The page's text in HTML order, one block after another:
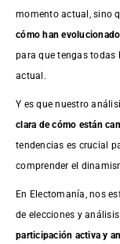
momento actual, sino
cómo han
para que tengas todas
actual.
Y es que nuestro
clara de cómo están
tendencias es crucial
comprender el
En Electomanía, nos
de elecciones y
participación activa y